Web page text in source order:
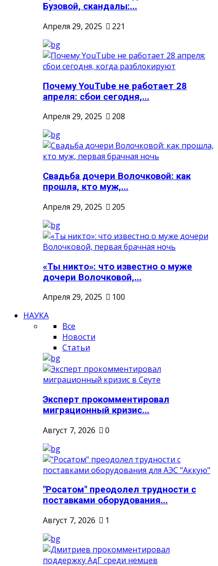
Бузовой, скандалы:...
Апреля 29, 2025
221
Почему YouTube не работает 28
апреля: сбои сегодня,...
Апреля 29, 2025
208
Свадьба дочери Волочковой: как
прошла, кто муж,...
Апреля 29, 2025
205
«Ты никто»: что известно о муже
дочери Волочковой,...
Апреля 29, 2025
100
НАУКА
Все
Новости
Статьи
Эксперт прокомментировал
миграционный кризис...
Август 7, 2026
0
"Росатом" преодолел трудности с
поставками оборудования...
Август 7, 2026
1